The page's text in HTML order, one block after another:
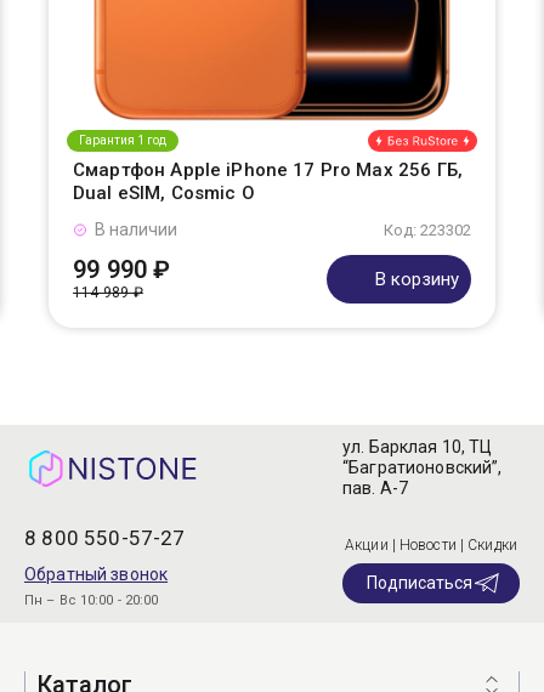
Гарантия 1 год
Смартфон Apple iPhone 17 Pro Max 256 ГБ,
Dual eSIM, Cosmic O
Код: 223302
В наличии
99 990 ₽
114 989 ₽
В корзину
8 800 550-57-27
Обратный звонок
Пн – Вс 10:00 - 20:00
ул. Барклая 10, ТЦ
“Багратионовский”,
пав. А-7
Акции | Новости | Скидки
Подписаться
Каталог